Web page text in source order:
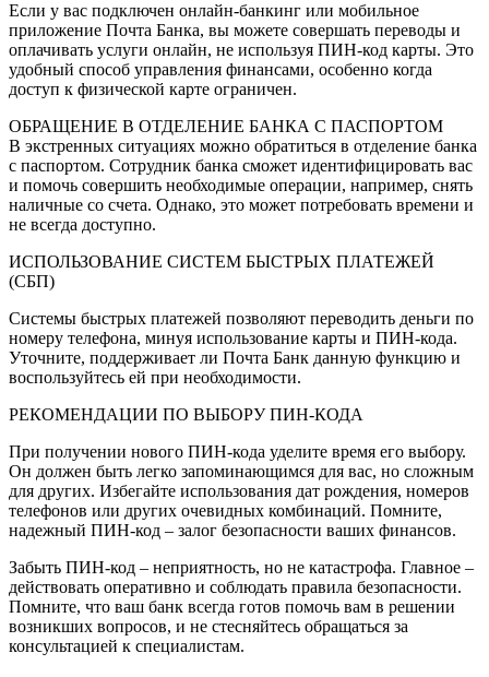
Если у вас подключен онлайн-банкинг или мобильное
приложение Почта Банка, вы можете совершать переводы и
оплачивать услуги онлайн, не используя ПИН-код карты. Это
удобный способ управления финансами, особенно когда
доступ к физической карте ограничен.
ОБРАЩЕНИЕ В ОТДЕЛЕНИЕ БАНКА С ПАСПОРТОМ
В экстренных ситуациях можно обратиться в отделение банка
с паспортом. Сотрудник банка сможет идентифицировать вас
и помочь совершить необходимые операции, например, снять
наличные со счета. Однако, это может потребовать времени и
не всегда доступно.
ИСПОЛЬЗОВАНИЕ СИСТЕМ БЫСТРЫХ ПЛАТЕЖЕЙ
(СБП)
Системы быстрых платежей позволяют переводить деньги по
номеру телефона, минуя использование карты и ПИН-кода.
Уточните, поддерживает ли Почта Банк данную функцию и
воспользуйтесь ей при необходимости.
РЕКОМЕНДАЦИИ ПО ВЫБОРУ ПИН-КОДА
При получении нового ПИН-кода уделите время его выбору.
Он должен быть легко запоминающимся для вас, но сложным
для других. Избегайте использования дат рождения, номеров
телефонов или других очевидных комбинаций. Помните,
надежный ПИН-код – залог безопасности ваших финансов.
Забыть ПИН-код – неприятность, но не катастрофа. Главное –
действовать оперативно и соблюдать правила безопасности.
Помните, что ваш банк всегда готов помочь вам в решении
возникших вопросов, и не стесняйтесь обращаться за
консультацией к специалистам.